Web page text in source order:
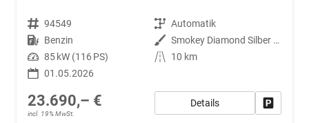
Fahrzeugnr. 94549 Getriebe Automatik
Kraftstoff Benzin Außenfarbe
Smokey Diamond Silber Metallic
Leistung 85 kW (116 PS) Kilometerstand
10 km
01.05.2026
23.690,– €
incl. 19% MwSt.
Details